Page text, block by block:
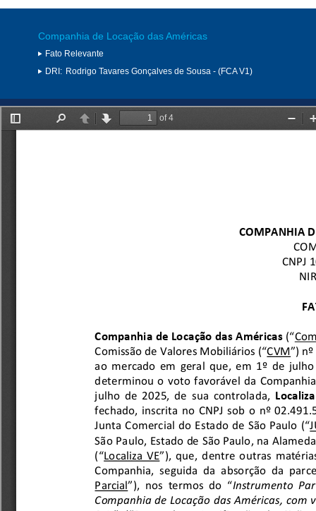
Companhia de Locação das Américas
Fato Relevante
DRI: Rodrigo Tavares Gonçalves de Sousa - (FCA V1)